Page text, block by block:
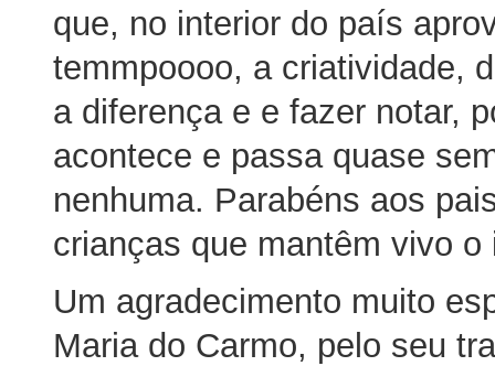
que, no interior do país
temmpoooo, a criatividade,
a diferença e e fazer notar,
acontece e passa quase
nenhuma. Parabéns aos
crianças que mantêm vivo
Um agradecimento muito
Maria do Carmo, pelo seu